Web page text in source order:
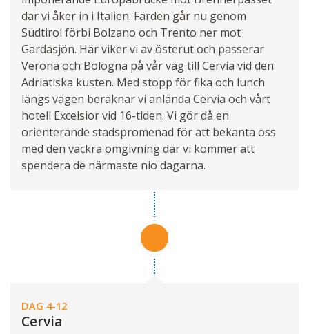
där vi åker in i Italien. Färden går nu genom
Südtirol förbi Bolzano och Trento ner mot
Gardasjön. Här viker vi av österut och passerar
Verona och Bologna på vår väg till Cervia vid den
Adriatiska kusten. Med stopp för fika och lunch
längs vägen beräknar vi anlända Cervia och vårt
hotell Excelsior vid 16-tiden. Vi gör då en
orienterande stadspromenad för att bekanta oss
med den vackra omgivning där vi kommer att
spendera de närmaste nio dagarna.
DAG 4-12
Cervia